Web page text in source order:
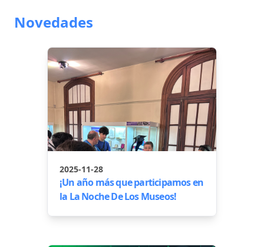
Novedades
2025-11-28
¡Un año más que participamos en
la La Noche De Los Museos!